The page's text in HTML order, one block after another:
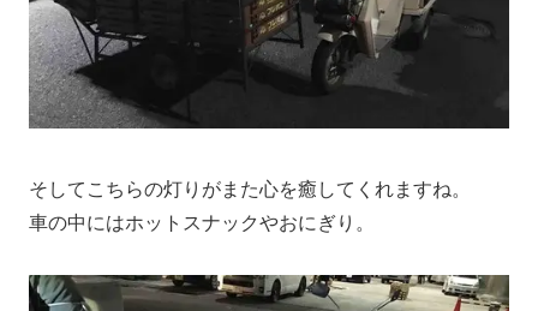
そしてこちらの灯りがまた心を癒してくれますね。
車の中にはホットスナックやおにぎり。